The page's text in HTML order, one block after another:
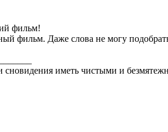
фильм!
фильм. Даже слова не могу
и сновидения иметь чистыми и